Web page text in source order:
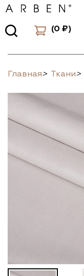
(0 ₽)
Главная> Ткани>